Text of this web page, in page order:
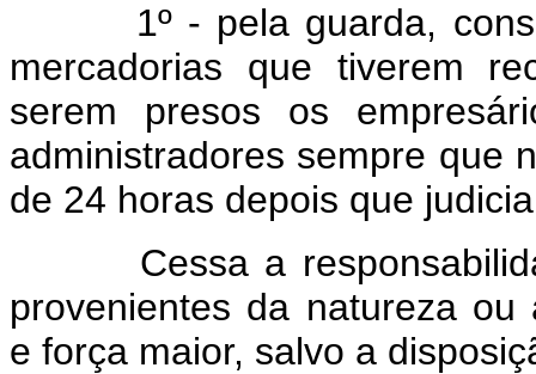
1º - pela guarda,
mercadorias que tiverem
serem presos os
administradores sempre que
de 24 horas depois que
Cessa a
provenientes da natureza ou
e força maior, salvo a